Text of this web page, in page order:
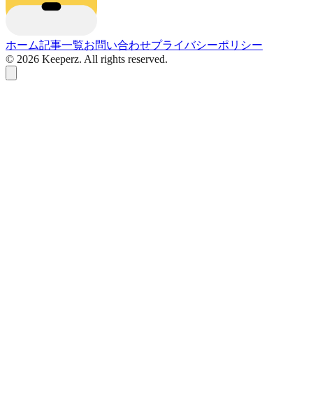
ホーム記事一覧お問い合わせプライバシーポリシー
© 2026 Keeperz. All rights reserved.